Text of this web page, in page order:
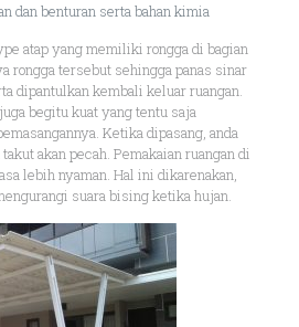
dan benturan serta bahan kimia
atap yang memiliki rongga di bagian
rongga tersebut sehingga panas sinar
dipantulkan kembali keluar ruangan.
begitu kuat yang tentu saja
Ketika dipasang, anda
akan pecah. Pemakaian ruangan di
lebih nyaman. Hal ini dikarenakan,
suara bising ketika hujan.